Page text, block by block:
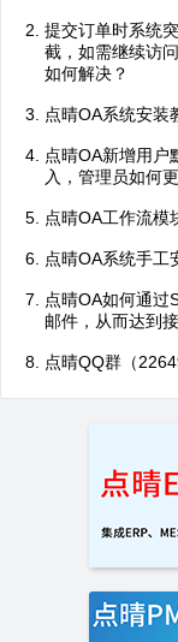
提交订单时系统
截，如需继续访
如何解决？
点晴OA系统安装
点晴OA新增用户
入，管理员如何
点晴OA工作流模
点晴OA系统手工
点晴OA如何通过
邮件，从而达到
点晴QQ群（